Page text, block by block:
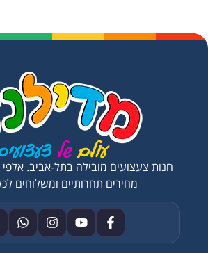
חנות צעצועים מובילה בתל-אביב. אלפי
מחירים תחרותיים ומשלוחים